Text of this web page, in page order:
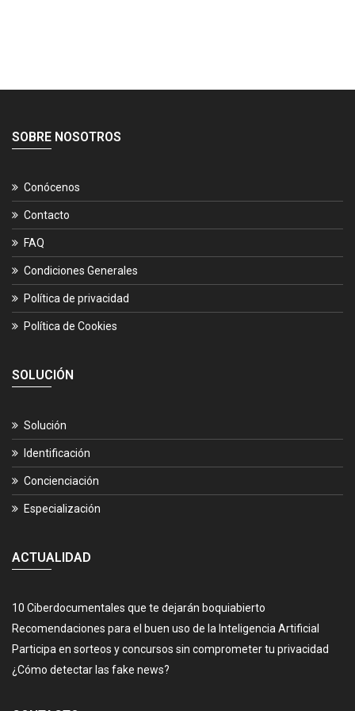
SOBRE NOSOTROS
Conócenos
Contacto
FAQ
Condiciones Generales
Política de privacidad
Política de Cookies
SOLUCIÓN
Solución
Identificación
Concienciación
Especialización
ACTUALIDAD
10 Ciberdocumentales que te dejarán boquiabierto
Recomendaciones para el buen uso de la Inteligencia Artificial
Participa en sorteos y concursos sin comprometer tu privacidad
¿Cómo detectar las fake news?